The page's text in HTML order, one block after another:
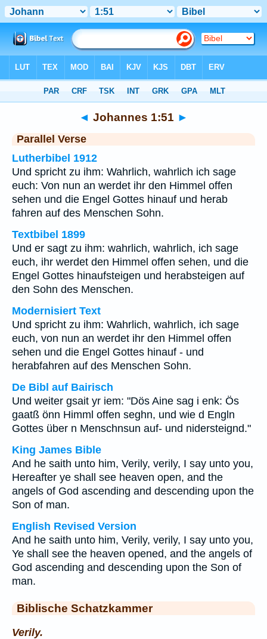
◄ Johannes 1:51 ►
Parallel Verse
Lutherbibel 1912
Und spricht zu ihm: Wahrlich, wahrlich ich sage
euch: Von nun an werdet ihr den Himmel offen
sehen und die Engel Gottes hinauf und herab
fahren auf des Menschen Sohn.
Textbibel 1899
Und er sagt zu ihm: wahrlich, wahrlich, ich sage
euch, ihr werdet den Himmel offen sehen, und die
Engel Gottes hinaufsteigen und herabsteigen auf
den Sohn des Menschen.
Modernisiert Text
Und spricht zu ihm: Wahrlich, wahrlich, ich sage
euch, von nun an werdet ihr den Himmel offen
sehen und die Engel Gottes hinauf - und
herabfahren auf des Menschen Sohn.
De Bibl auf Bairisch
Und weiter gsait yr iem: "Dös Aine sag i enk: Ös
gaatß önn Himml offen seghn, und wie d Engln
Gottes über n Menschnsun auf- und nidersteignd."
King James Bible
And he saith unto him, Verily, verily, I say unto you,
Hereafter ye shall see heaven open, and the
angels of God ascending and descending upon the
Son of man.
English Revised Version
And he saith unto him, Verily, verily, I say unto you,
Ye shall see the heaven opened, and the angels of
God ascending and descending upon the Son of
man.
Biblische Schatzkammer
Verily.